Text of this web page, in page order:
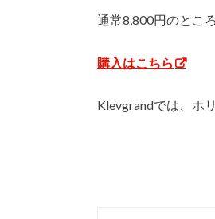
通常8,800円のとこ
購入はこちら
Klevgrandでは、ホ